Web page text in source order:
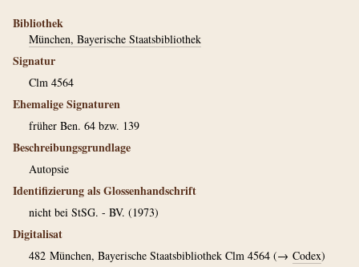
Bibliothek
München, Bayerische Staatsbibliothek
Signatur
Clm 4564
Ehemalige Signaturen
früher Ben. 64 bzw. 139
Beschreibungsgrundlage
Autopsie
Identifizierung als Glossenhandschrift
nicht bei StSG. - BV. (1973)
Digitalisat
482 München, Bayerische Staatsbibliothek Clm 4564 (→ Codex)